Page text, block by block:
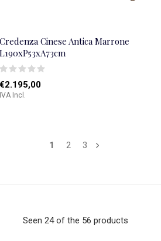
Credenza Cinese Antica Marrone
L190xP53xA73cm
€2.195,00
IVA Incl.
1 2 3
Seen 24 of the 56 products